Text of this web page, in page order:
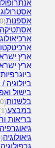
אספנות(20)
אסתטיקה
ארץ
ארץ
ביוגרפיות
ביולוגיה
בישול
בלשנות(120)
במבצע(1)
בריאות
גיאוגרפיה
גיאולוגיה(10)